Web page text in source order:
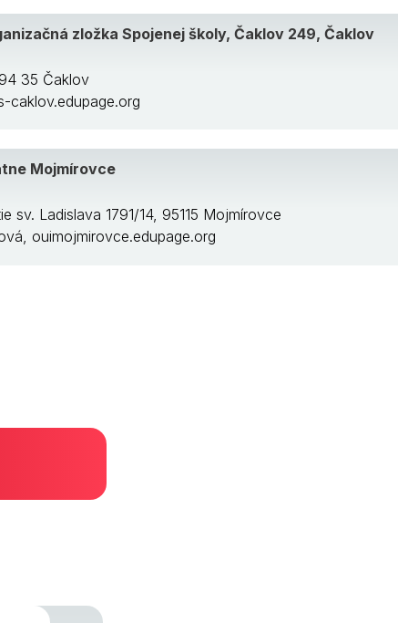
zložka Spojenej školy, Čaklov 249, Čaklov
35 Čaklov
caklov.edupage.org
Mojmírovce
sv. Ladislava 1791/14, 95115 Mojmírovce
ouimojmirovce.edupage.org